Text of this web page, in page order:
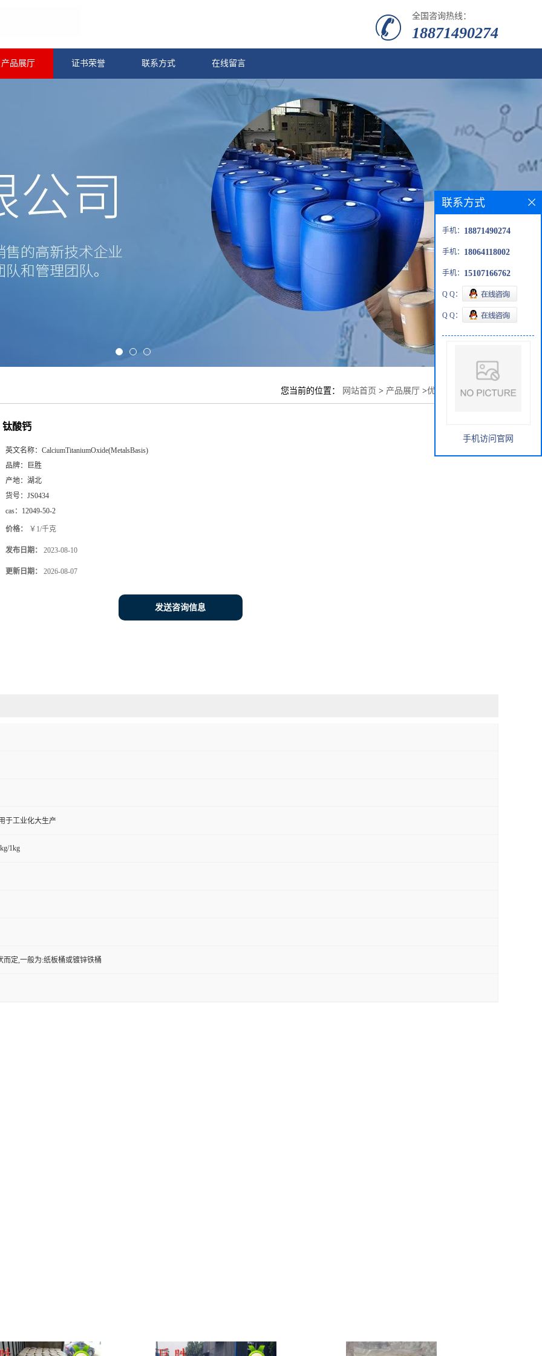
全国咨询热线：
18871490274
产品展厅 证书荣誉 联系方式 在线留言
您当前的位置： 网站首页 > 产品展厅 >优势品种>钛酸钙
钛酸钙
英文名称： CalciumTitaniumOxide(MetalsBasis)
品牌：
巨胜
产地： 湖北
货号： JS0434
cas： 12049-50-2
价格： ￥1/千克
发布日期： 2023-08-10
更新日期： 2026-08-07
发送咨询信息
于工业化大生产
1kg
而定,一般为:纸板桶或镀锌铁桶
联系方式
手机： 18871490274
手机： 18064118002
手机： 15107166762
Q Q：
Q Q：
手机访问官网